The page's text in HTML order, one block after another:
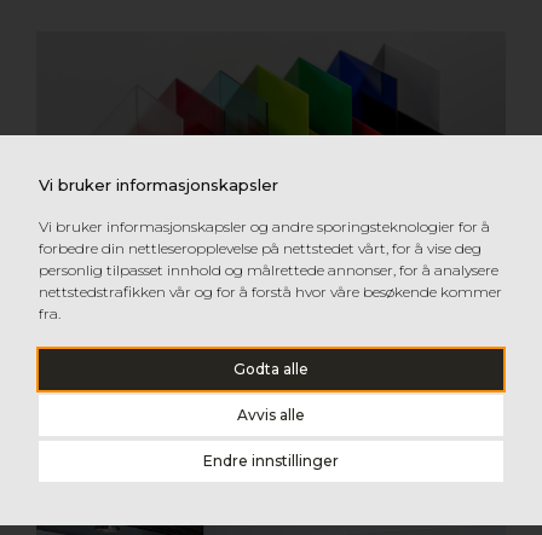
Vi bruker informasjonskapsler
Vi bruker informasjonskapsler og andre sporingsteknologier for å
forbedre din nettleseropplevelse på nettstedet vårt, for å vise deg
personlig tilpasset innhold og målrettede annonser, for å analysere
nettstedstrafikken vår og for å forstå hvor våre besøkende kommer
fra.
Godta alle
Avvis alle
Endre innstillinger
PLEXIGLAS® GS